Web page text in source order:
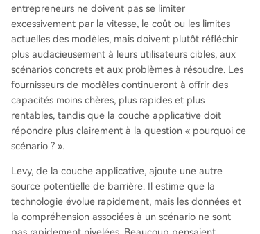
entrepreneurs ne doivent pas se limiter
excessivement par la vitesse, le coût ou les limites
actuelles des modèles, mais doivent plutôt réfléchir
plus audacieusement à leurs utilisateurs cibles, aux
scénarios concrets et aux problèmes à résoudre. Les
fournisseurs de modèles continueront à offrir des
capacités moins chères, plus rapides et plus
rentables, tandis que la couche applicative doit
répondre plus clairement à la question « pourquoi ce
scénario ? ».
Levy, de la couche applicative, ajoute une autre
source potentielle de barrière. Il estime que la
technologie évolue rapidement, mais les données et
la compréhension associées à un scénario ne sont